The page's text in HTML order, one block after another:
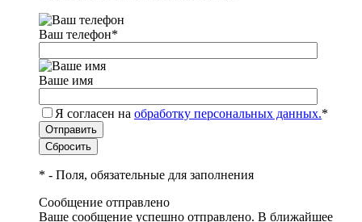
Ваш телефон*
Ваше имя
Я согласен на обработку персональных данных.*
* - Поля, обязательные для заполнения
Сообщение отправлено
Ваше сообщение успешно отправлено. В ближайшее